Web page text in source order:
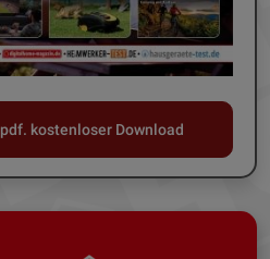
pdf. kostenloser Download